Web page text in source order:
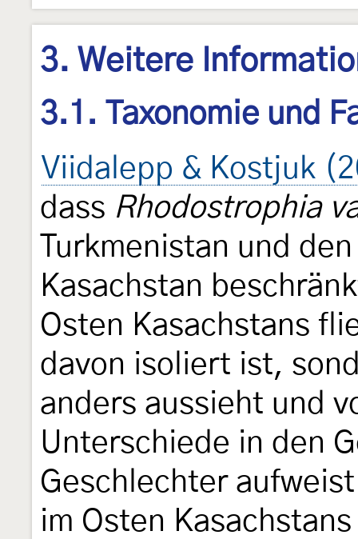
3. Weitere
3.1. Taxonomie und
Viidalepp & Kostjuk
dass Rhodostrophia
Turkmenistan und
Kasachstan
Osten Kasachstans
davon isoliert ist,
anders aussieht und
Unterschiede in den
Geschlechter
im Osten